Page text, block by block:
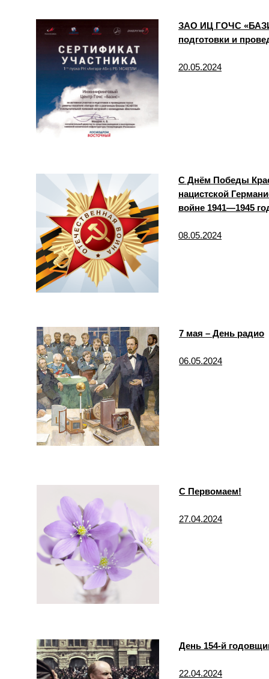
День 154-й
22.04.2024
С Первомаем!
27.04.2024
7 мая – День радио
06.05.2024
С Днём Победы
нацистской
войне 1941—1945
08.05.2024
ЗАО ИЦ ГОЧС
подготовки и
20.05.2024